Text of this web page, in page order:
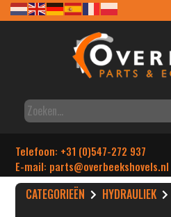
Telefoon: +31 (0)547-272 937
E-mail: parts@overbeekshovels.nl
CATEGORIEËN HYDRAULIEK